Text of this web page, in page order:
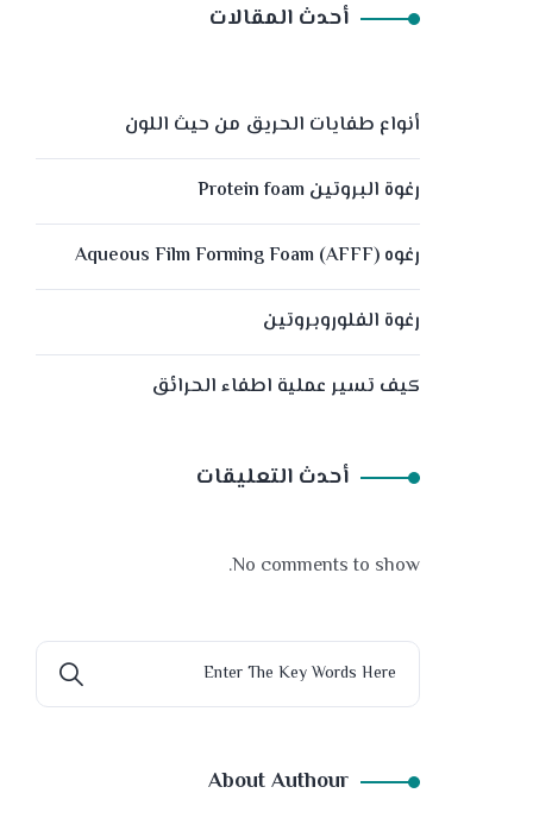
أحدث المقالات
أنواع طفايات الحريق من حيث اللون
رغوة البروتين Protein foam
رغوه (Aqueous Film Forming Foam (AFFF
رغوة الفلوروبروتين
كيف تسير عملية اطفاء الحرائق
أحدث التعليقات
No comments to show.
About Authour